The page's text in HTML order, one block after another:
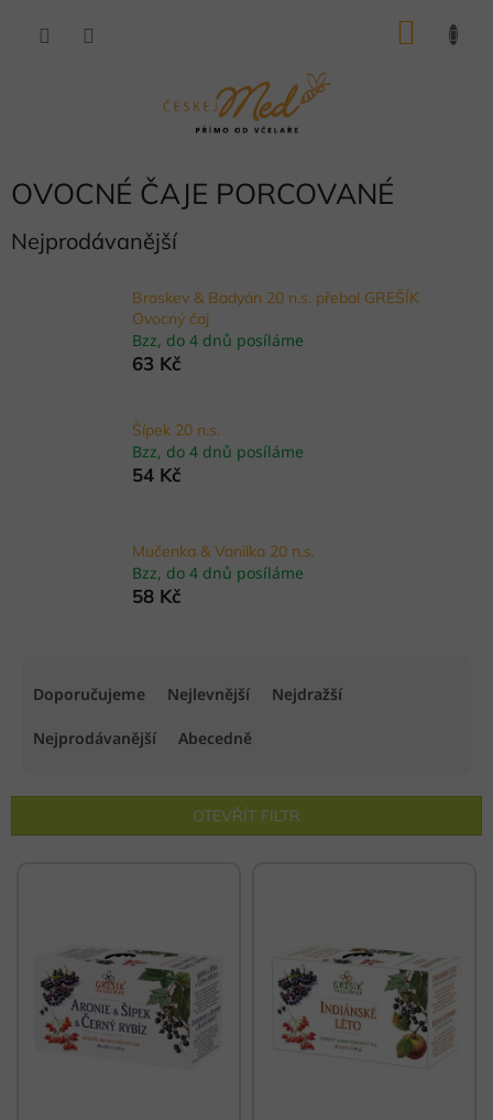
OVOCNÉ ČAJE PORCOVANÉ
Nejprodávanější
Broskev & Badyán 20 n.s. přebal GREŠÍK
Ovocný čaj
Bzz, do 4 dnů posíláme
63 Kč
Šípek 20 n.s.
Bzz, do 4 dnů posíláme
54 Kč
Mučenka & Vanilka 20 n.s.
Bzz, do 4 dnů posíláme
58 Kč
r
Doporučujeme Nejlevnější Nejdražší
Nejprodávanější Abecedně
OTEVŘÍT FILTR